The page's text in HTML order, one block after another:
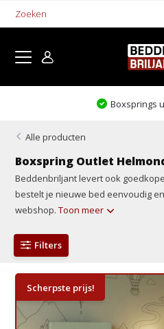
Levertijd 1-
Alle producten
Boxspring Outlet
Beddenbriljant levert ook
bestelt je nieuwe bed eenvoudig
webshop.Toon meer
Filters
Scherpste prijs!